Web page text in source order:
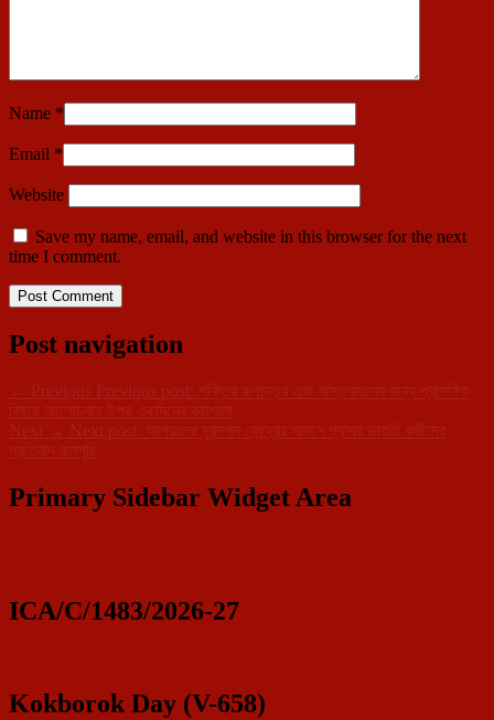
Name *
Email *
Website
Save my name, email, and website in this browser for the next
time I comment.
Post navigation
← Previous Previous post:
শক্তির রূপান্তর এবং বাস্তবায়নের জন্য প্রাসঙ্গিক
বিষয়ে আলোচনার উপর একদিনের কর্মশালা
Next → Next post:
আগরতলা দূরদর্শন কেন্দ্রের সামনে প্রসার ভারতী কর্মীদের
প্রতিবাদ কর্মসূচি
Primary Sidebar Widget Area
ICA/C/1483/2026-27
Kokborok Day (V-658)